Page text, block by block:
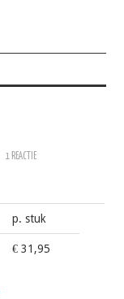
1 REACTIE
p. stuk
€ 31,95